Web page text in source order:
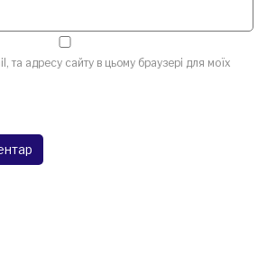
та адресу сайту в цьому браузері для моїх